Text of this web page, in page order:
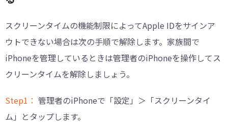
スクリーンタイムの機能制限によってApple IDをサインア
ウトできない場合は次の手順で解除します。家族間で
iPhoneを管理しているときは管理者のiPhoneを操作してス
クリーンタイムを解除しましょう。
Step1： 管理者のiPhoneで「設定」＞「スクリーンタイ
ム」とタップします。